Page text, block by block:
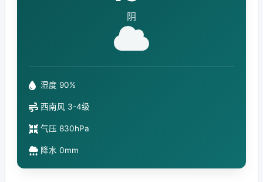
阴
湿度 90%
西南风 3-4级
气压 830hPa
降水 0mm